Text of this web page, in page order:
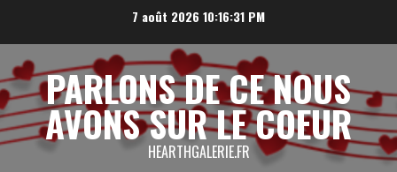
7 août 2026 10:16:32 PM
PARLONS DE CE NOUS
AVONS SUR LE COEUR
HEARTHGALERIE.FR